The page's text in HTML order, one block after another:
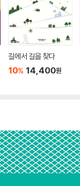
길에서 길을 찾다
10% 14,400원